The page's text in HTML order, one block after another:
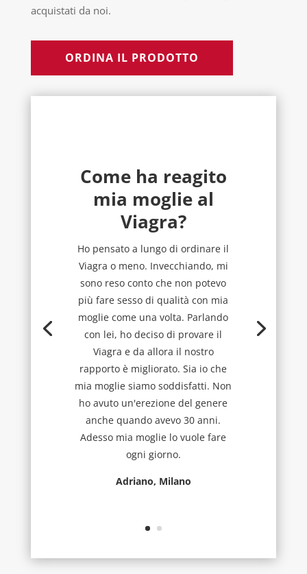
acquistati da noi.
ORDINA IL PRODOTTO
Come ha reagito
mia moglie al
Viagra?
Ho pensato a lungo di ordinare il
Viagra o meno. Invecchiando, mi
sono reso conto che non potevo
più fare sesso di qualità con mia
moglie come una volta. Parlando
con lei, ho deciso di provare il
Viagra e da allora il nostro
rapporto è migliorato. Sia io che
mia moglie siamo soddisfatti. Non
ho avuto un'erezione del genere
anche quando avevo 30 anni.
Adesso mia moglie lo vuole fare
ogni giorno.
Adriano, Milano